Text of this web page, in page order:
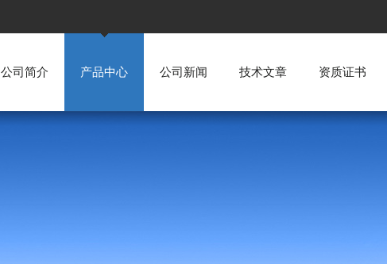
公司简介 产品中心 公司新闻 技术文章 资质证书